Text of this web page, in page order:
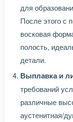
для
После этого с
восковая
полость,
детали.
Выплавка и
требований
различные
аустенитная/